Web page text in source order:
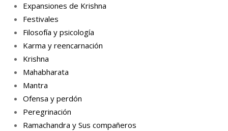
Expansiones de Krishna
Festivales
Filosofía y psicología
Karma y reencarnación
Krishna
Mahabharata
Mantra
Ofensa y perdón
Peregrinación
Ramachandra y Sus compañeros